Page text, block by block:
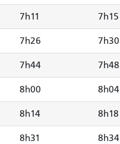
7h11 7h15
7h26 7h30
7h44 7h48
8h00 8h04
8h14 8h18
8h31 8h34